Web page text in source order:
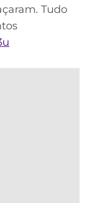
Tudo